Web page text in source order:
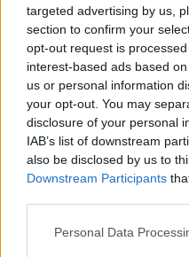
targeted advertising by us,
section to confirm your
opt-out request is
interest-based ads based
us or personal information
your opt-out. You may
disclosure of your personal
IAB’s list of downstream
also be disclosed by us to
Downstream Participants
Please note that this
Personal Data
Χατζηβασιλείου: Στο
στρατηγική σχέση